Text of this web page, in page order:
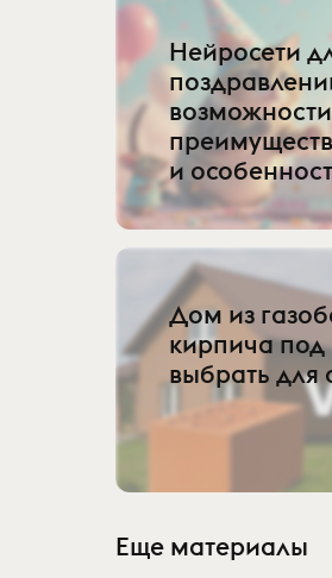
Нейросети
и
Дом из
кирпича под
выбрать для
Еще материалы